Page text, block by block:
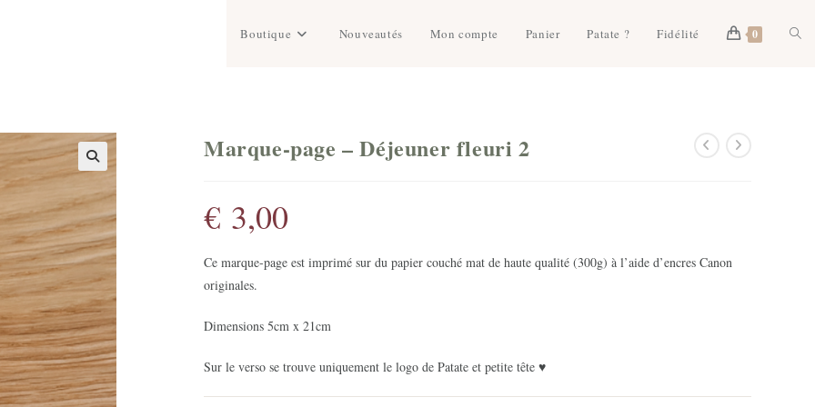
Boutique Nouveautés Mon compte Panier Patate ? Fidélité 0
Marque-page – Déjeuner fleuri 2
€ 3,00
Ce marque-page est imprimé sur du papier couché mat de haute qualité (300g) à l’aide d’encres Canon
originales.
Dimensions 5cm x 21cm
Sur le verso se trouve uniquement le logo de Patate et petite tête ♥